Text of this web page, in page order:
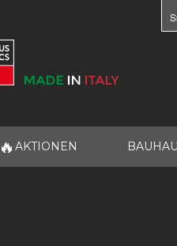
🔥 AKTIONEN